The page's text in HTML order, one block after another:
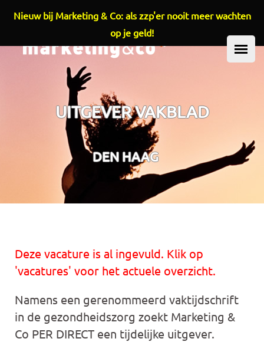
Overslaan en naar de inhoud gaan
HOOFDMENU
UITGEVER VAKBLAD
DEN HAAG
Deze vacature is al ingevuld. Klik op
'vacatures' voor het actuele overzicht.
Namens een gerenommeerd vaktijdschrift
in de gezondheidszorg zoekt Marketing &
Co PER DIRECT een tijdelijke uitgever.
Nieuw bij Marketing & Co: als zzp'er nooit meer wachten
op je geld!